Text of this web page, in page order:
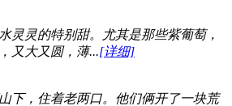
灵灵的特别甜。尤其是那些紫葡萄，
又大又圆，薄...[详细]
，住着老两口。他们俩开了一块荒